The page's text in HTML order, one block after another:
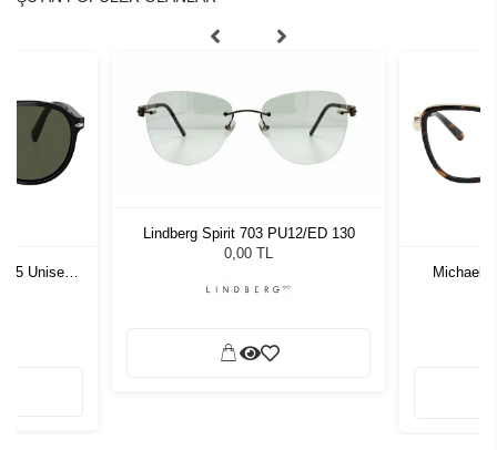
55 Unisex
Lindberg Spirit 703 PU12/ED 130
0,00 TL
Michael